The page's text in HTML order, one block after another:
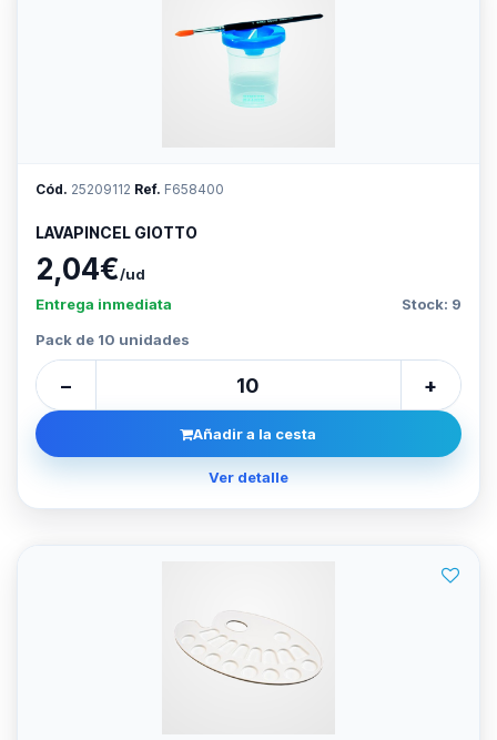
Cód. 25209112 Ref. F658400
LAVAPINCEL GIOTTO
2,04€/ud
Entrega inmediata
Stock: 9
Pack de 10 unidades
− +
Añadir a la cesta
Ver detalle